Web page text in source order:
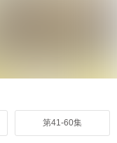
第41-60集